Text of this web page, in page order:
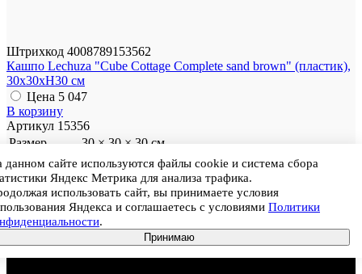
Штрихкод 4008789153562
Кашпо Lechuza "Cube Cottage Complete sand brown" (пластик),
30x30xH30 см
Цена 5 047
В корзину
Артикул 15356
Размер
30 × 30 × 30 см
Цвет
Бежевый
Материал
Пластик
Ед. продажи Штука
Цена 5 047
данном сайте используются файлы cookie и система сбора
Яндекс Метрика для анализа трафика.
использовать сайт, вы принимаете условия
Яндекса и соглашаетесь с условиями Политики
.
Принимаю